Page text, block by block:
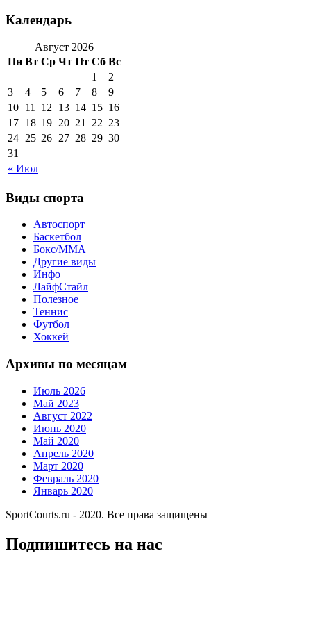
Календарь
Август 2026
Пн Вт Ср Чт Пт Сб Вс
« Июл
1
2
3
4 5 6 7 8
9
10 11 12 13 14 15 16
17 18 19 20 21 22 23
24 25 26 27 28 29 30
31
Виды спорта
Автоспорт
Баскетбол
Бокс/MMA
Другие виды
Инфо
ЛайфСтайл
Полезное
Теннис
Футбол
Хоккей
Архивы по месяцам
Июль 2026
Май 2023
Август 2022
Июнь 2020
Май 2020
Апрель 2020
Март 2020
Февраль 2020
Январь 2020
SportCourts.ru - 2020. Все права защищены
Подпишитесь на нас